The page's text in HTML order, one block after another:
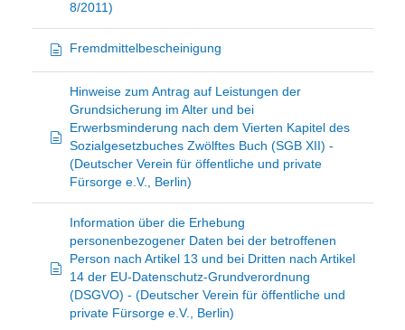
8/2011)
Fremdmittelbescheinigung
Hinweise zum Antrag auf Leistungen der
Grundsicherung im Alter und bei
Erwerbsminderung nach dem Vierten Kapitel des
Sozialgesetzbuches Zwölftes Buch (SGB XII) -
(Deutscher Verein für öffentliche und private
Fürsorge e.V., Berlin)
Information über die Erhebung
personenbezogener Daten bei der betroffenen
Person nach Artikel 13 und bei Dritten nach Artikel
14 der EU-Datenschutz-Grundverordnung
(DSGVO) - (Deutscher Verein für öffentliche und
private Fürsorge e.V., Berlin)